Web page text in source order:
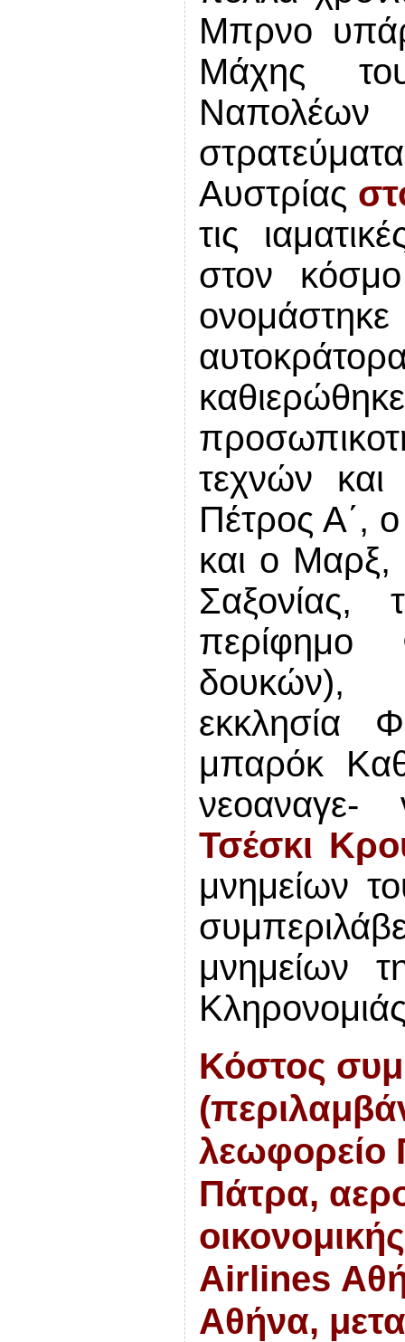
Μπρνο
Μάχης
Αυστρίας
τις
στον
τεχνών
Πέτρος Α΄,
και ο Μαρξ,
Σαξονίας,
περίφημο
εκκλησία
μπαρόκ
νεοαναγε-
Τσέσκι
μνημείων
μνημείων
Κόστος συμ
λεωφορείο
Πάτρα,
Airlines
Αθήνα, με